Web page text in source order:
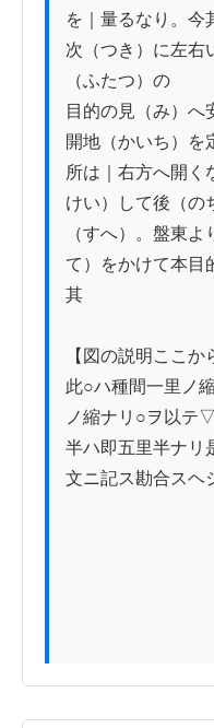
を｜量るなり。今
次（つき）に左右
（ふたつ）の
目的の見（み）へ
開地（かいち）を
所は｜右方へ開く
けい）して後（の
（すへ）。盤東
て）をかけて本目
其
【図の説明ここか
此○ハ種間一里ノ
ノ縮ナリ○ヲ以テ
半ハ即五里半ナリ
文ニ記ス勘合スヘ